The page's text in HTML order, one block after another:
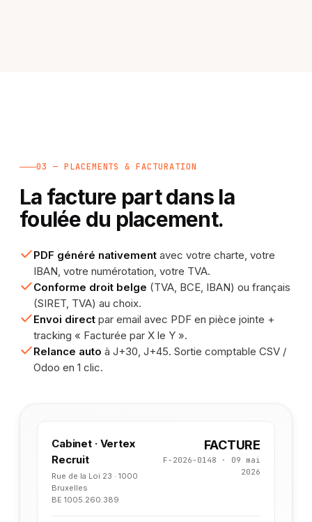
03 — PLACEMENTS & FACTURATION
La facture part dans la
foulée du placement.
PDF généré nativement avec votre charte, votre
IBAN, votre numérotation, votre TVA.
Conforme droit belge (TVA, BCE, IBAN) ou français
(SIRET, TVA) au choix.
Envoi direct par email avec PDF en pièce jointe +
tracking « Facturée par X le Y ».
Relance auto à J+30, J+45. Sortie comptable CSV /
Odoo en 1 clic.
Cabinet · Vertex
Recruit
Rue de la Loi 23 · 1000
Bruxelles
BE 1005.260.389
FACTURE
F-2026-0148 · 09 mai
2026